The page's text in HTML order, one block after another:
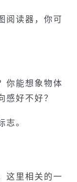
阅读器，你可
你能想象物体
感好不好？
志。
这里相关的一